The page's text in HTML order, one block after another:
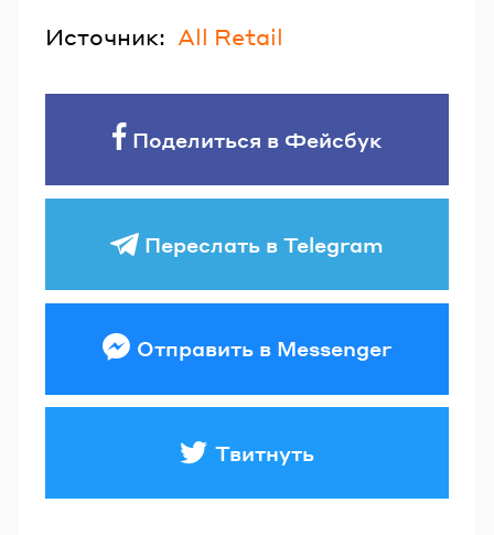
Источник: All Retail
Поделиться в Фейсбук
Переслать в Telegram
Отправить в Messenger
Твитнуть